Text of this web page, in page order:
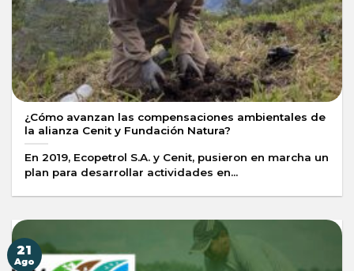
¿Cómo avanzan las compensaciones ambientales de
la alianza Cenit y Fundación Natura?
En 2019, Ecopetrol S.A. y Cenit, pusieron en marcha un
plan para desarrollar actividades en...
21
Ago